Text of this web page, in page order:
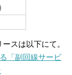
スは以下にて。
「副回線サービ